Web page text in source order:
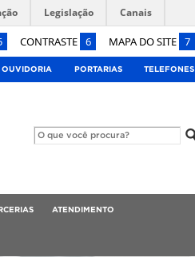
CONTRASTE 6 MAPA DO SITE 7
Legislação Canais
OUVIDORIA PORTARIAS TELEFONES
ATENDIMENTO